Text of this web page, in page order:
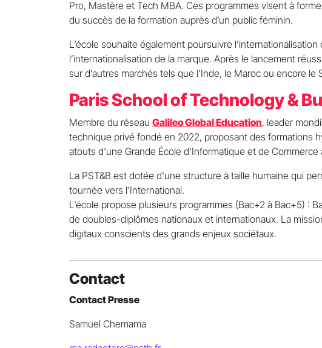
Pro, Mastère et Tech MBA. Ces programmes visent à
du succès de la formation auprès d’un public féminin.
L’école souhaite également poursuivre
l’internationalisation de la marque. Après le lancement
sur d’autres marchés tels que l’Inde, le Maroc ou encore le
Paris School of Technology &
Membre du réseau Galileo Global Education, leader
technique privé fondé en 2022, proposant des formations
atouts d'une Grande École d'Informatique et de
La PST&B est dotée d'une structure à taille humaine qui
tournée vers l'International.
L’école propose plusieurs programmes (Bac+2 à Bac+5) :
de doubles-diplômes nationaux et internationaux. La
digitaux conscients des grands enjeux sociétaux.
Contact
Contact Presse
Samuel Chemama